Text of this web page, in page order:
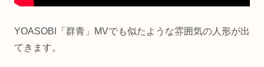
YOASOBI「群青」MVでも似たような雰囲気の人形が出
てきます。